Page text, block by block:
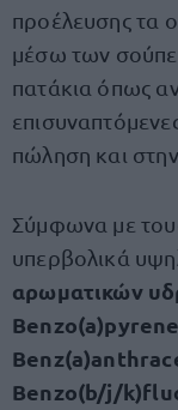
προέλευσης τα
μέσω των
πατάκια όπως
πώληση και
Σύμφωνα με
υπερβολικά
αρωματικών
Benzo(b/j/